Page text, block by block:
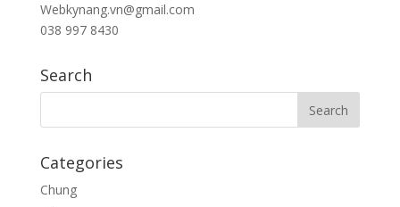
Webkynang.vn@gmail.com
038 997 8430
Search
Categories
Chung